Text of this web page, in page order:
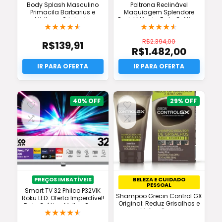
Body Splash Masculino
Primacila Barbarius e
Midtown Original –
Promoção
★★★★★
R$139,91
Poltrona Reclinável
Maquiagem Splendore
Peniel Móveis: Frete Grátis +
Conforto Full!
★★★★★
R$2.394,00
O
preço
original
era:
R$2.394,00.
R$1.482,00
O
preço
atual
é:
R$1.482,00.
40%
PREÇOS IMBATÍVEIS
Smart TV 32 Philco P32VIK
Roku LED: Oferta Imperdível!
Frete Grátis e Melhor Preço
★★★★★
29%
BELEZA E CUIDADO
PESSOAL
Shampoo Grecin Control GX
Original: Reduz Grisalhos e
Melhor Preço